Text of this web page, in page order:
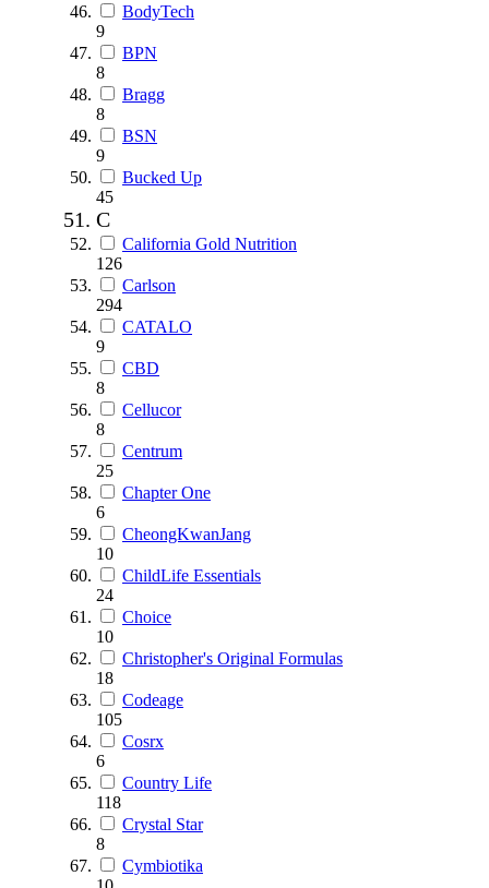
BodyTech
9
BPN
8
Bragg
8
BSN
9
Bucked Up
45
C
California Gold Nutrition
126
Carlson
294
CATALO
9
CBD
8
Cellucor
8
Centrum
25
Chapter One
6
CheongKwanJang
10
ChildLife Essentials
24
Choice
10
Christopher's Original Formulas
18
Codeage
105
Cosrx
6
Country Life
118
Crystal Star
8
Cymbiotika